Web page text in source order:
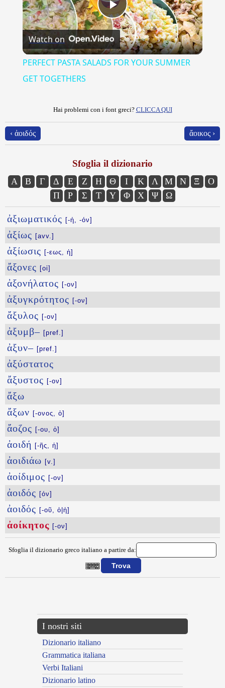
Play
Video
Watch on
PERFECT PASTA SALADS FOR YOUR SUMMER
GET TOGETHERS
Hai problemi con i font greci? CLICCA QUI
‹ ἀοιδός ἄοικος ›
Sfoglia il dizionario
Α Β Γ Δ Ε Ζ Η Θ Ι Κ Λ Μ Ν Ξ
Ο
Π
Ρ Σ Τ Υ Φ Χ Ψ Ω
ἀξιωματικός [-ή, -όν]
ἀξίως [avv.]
ἀξίωσις [-εως, ἡ]
ἄξονες [οἱ]
ἀξονήλατος [-ον]
ἀξυγκρότητος [-ον]
ἄξυλος [-ον]
ἀξυμβ– [pref.]
ἀξυν– [pref.]
ἀξύστατος
ἄξυστος [-ον]
ἄξω
ἄξων [-ονος, ὁ]
ἄοζος [-ου, ὁ]
ἀοιδή [-ῆς, ἡ]
ἀοιδιάω [v.]
ἀοίδιμος [-ον]
ἀοιδός [όν]
ἀοιδός [-οῦ, ὁ|ἡ]
ἀοίκητος [-ον]
Sfoglia il dizionario greco italiano a partire da:
I nostri siti
Dizionario italiano
Grammatica italiana
Verbi Italiani
Dizionario latino